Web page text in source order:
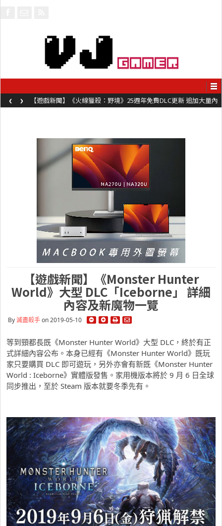
【遊戲新聞】《火線獵殺：野境》25週年免費DLC更新 追加大量內
容同時系舊作限時超平價折扣
‹ ›
【遊戲新聞】《Monster Hunter
World》大型 DLC「Iceborne」 詳細
內容及新魔物一覽
By滅盡殺手on 2019-05-10
等到頸都長既《Monster Hunter World》大型 DLC，終於有正
式詳細內容公布。本身已經有《Monster Hunter World》既玩
家只要購買 DLC 即可遊玩，另外亦會有新既《Monster Hunter
World : Iceborne》實體版發售。家用機版本將於 9 月 6 日全球
同步推出，至於 Steam 版本就要冬季先有。